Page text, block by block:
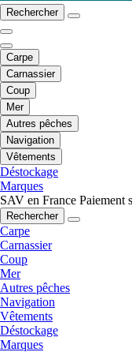
Rechercher
Carpe
Carnassier
Coup
Mer
Autres pêches
Navigation
Vêtements
Déstockage
Marques
SAV en France Paiement
Rechercher
Carpe
Carnassier
Coup
Mer
Autres pêches
Navigation
Vêtements
Déstockage
Marques